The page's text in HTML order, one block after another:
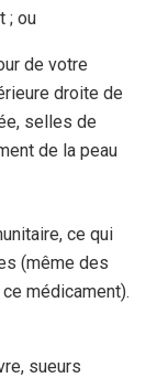
; ou
de votre
droite de
selles de
de la peau
ce qui
(même des
médicament).
sueurs